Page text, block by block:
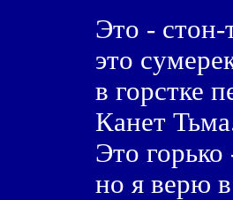
Это - стон-
это
в горстке
Канет
Это горько
но я верю